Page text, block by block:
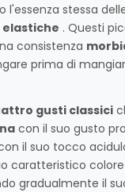
l'essenza stessa
. Questi
consistenza
prima di
gusti classici
con il suo gusto
il suo tocco
caratteristico colore
gradualmente il